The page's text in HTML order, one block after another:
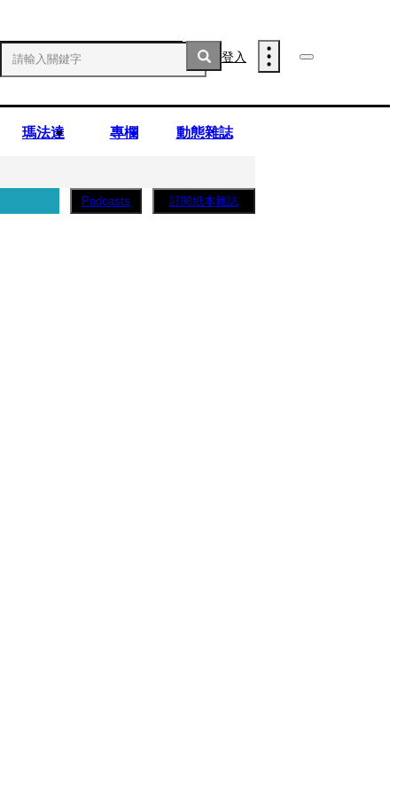
登入
瑪法達 專欄 動態雜誌
Podcasts 訂閱紙本雜誌